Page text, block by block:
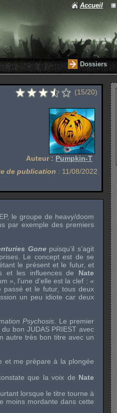
Accueil
Dossiers
(15/20)
Auteur : Pumpkin-T
de publication : 11/08/2022
le groupe de heavy/doom
par exemple des premiers
Gonepuisqu’il s’agit
Le concept est de se
le présent et le futur, et
et les influences de Nate
», l’une d’elle est la clef : «
passé et le futur, tous deux
un peu idiote car deux
Psychosis . Le premier
du bon JUDAS PRIEST avec
autre très bon titre avec un
et me prépare à la plongée
que la voix de Nate
lorsque le titre tourne à
moins mordante dans cette